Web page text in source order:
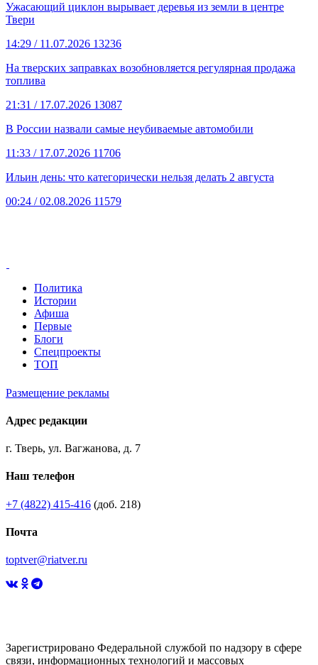
Ужасающий циклон вырывает деревья из земли в центре
Твери
14:29 / 11.07.2026 13236
На тверских заправках возобновляется регулярная продажа
топлива
21:31 / 17.07.2026 13087
В России назвали самые неубиваемые автомобили
11:33 / 17.07.2026 11706
Ильин день: что категорически нельзя делать 2 августа
00:24 / 02.08.2026 11579
Политика
Истории
Афиша
Первые
Блоги
Спецпроекты
ТОП
Размещение рекламы
Адрес редакции
г. Тверь, ул. Вагжанова, д. 7
Наш телефон
+7 (4822) 415-416 (доб. 218)
Почта
toptver@riatver.ru
Зарегистрировано Федеральной службой по надзору в сфере
связи, информационных технологий и массовых